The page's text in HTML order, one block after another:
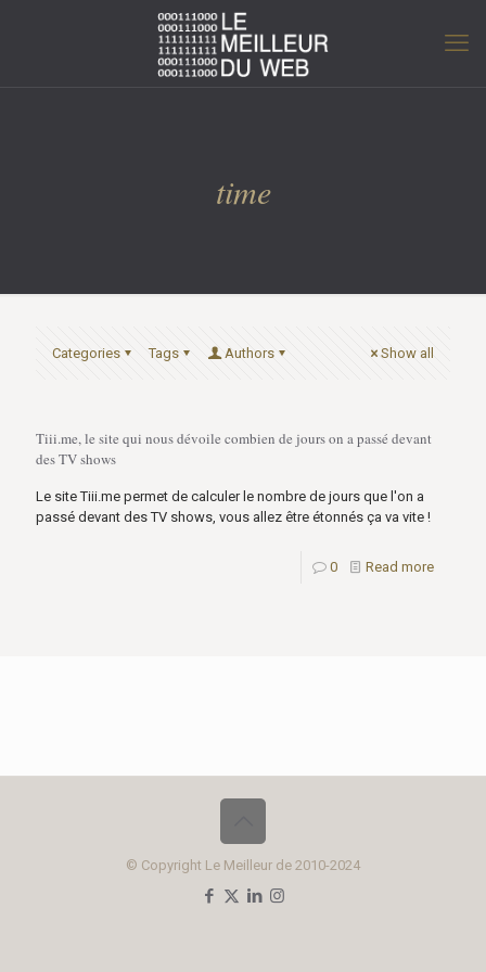
time
Categories Tags Authors Show all
Tiii.me, le site qui nous dévoile combien de jours on a passé devant
des TV shows
Le site Tiii.me permet de calculer le nombre de jours que l'on a
passé devant des TV shows, vous allez être étonnés ça va vite !
0 Read more
© Copyright Le Meilleur de 2010-2024